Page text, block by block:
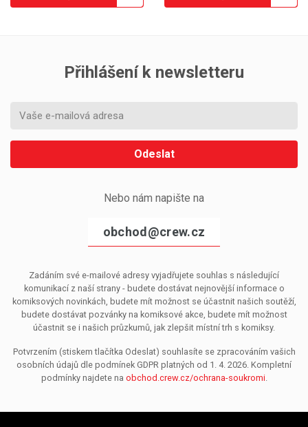
Přihlášení k newsletteru
Odeslat
Nebo nám napište na
obchod@crew.cz
Zadáním své e-mailové adresy vyjadřujete souhlas s následující
komunikací z naší strany - budete dostávat nejnovější informace o
komiksových novinkách, budete mít možnost se účastnit našich soutěží,
budete dostávat pozvánky na komiksové akce, budete mít možnost
účastnit se i našich průzkumů, jak zlepšit místní trh s komiksy.
Potvrzením (stiskem tlačítka Odeslat) souhlasíte se zpracováním vašich
osobních údajů dle podmínek GDPR platných od 1. 4. 2026. Kompletní
podmínky najdete na obchod.crew.cz/ochrana-soukromi.